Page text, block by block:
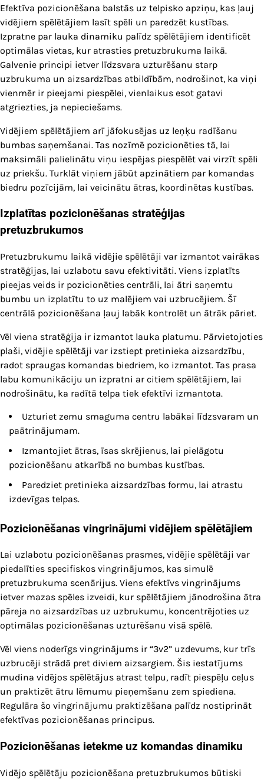
Efektīva pozicionēšana balstās uz telpisko apziņu, kas ļauj
vidējiem spēlētājiem lasīt spēli un paredzēt kustības.
Izpratne par lauka dinamiku palīdz spēlētājiem identificēt
optimālas vietas, kur atrasties pretuzbrukuma laikā.
Galvenie principi ietver līdzsvara uzturēšanu starp
uzbrukuma un aizsardzības atbildībām, nodrošinot, ka viņi
vienmēr ir pieejami piespēlei, vienlaikus esot gatavi
atgriezties, ja nepieciešams.
Vidējiem spēlētājiem arī jāfokusējas uz leņķu radīšanu
bumbas saņemšanai. Tas nozīmē pozicionēties tā, lai
maksimāli palielinātu viņu iespējas piespēlēt vai virzīt spēli
uz priekšu. Turklāt viņiem jābūt apzinātiem par komandas
biedru pozīcijām, lai veicinātu ātras, koordinētas kustības.
Izplatītas pozicionēšanas stratēģijas
pretuzbrukumos
Pretuzbrukumu laikā vidējie spēlētāji var izmantot vairākas
stratēģijas, lai uzlabotu savu efektivitāti. Viens izplatīts
pieejas veids ir pozicionēties centrāli, lai ātri saņemtu
bumbu un izplatītu to uz malējiem vai uzbrucējiem. Šī
centrālā pozicionēšana ļauj labāk kontrolēt un ātrāk pāriet.
Vēl viena stratēģija ir izmantot lauka platumu. Pārvietojoties
plaši, vidējie spēlētāji var izstiept pretinieka aizsardzību,
radot spraugas komandas biedriem, ko izmantot. Tas prasa
labu komunikāciju un izpratni ar citiem spēlētājiem, lai
nodrošinātu, ka radītā telpa tiek efektīvi izmantota.
Uzturiet zemu smaguma centru labākai līdzsvaram un
paātrinājumam.
Izmantojiet ātras, īsas skrējienus, lai pielāgotu
pozicionēšanu atkarībā no bumbas kustības.
Paredziet pretinieka aizsardzības formu, lai atrastu
izdevīgas telpas.
Pozicionēšanas vingrinājumi vidējiem spēlētājiem
Lai uzlabotu pozicionēšanas prasmes, vidējie spēlētāji var
piedalīties specifiskos vingrinājumos, kas simulē
pretuzbrukuma scenārijus. Viens efektīvs vingrinājums
ietver mazas spēles izveidi, kur spēlētājiem jānodrošina ātra
pāreja no aizsardzības uz uzbrukumu, koncentrējoties uz
optimālas pozicionēšanas uzturēšanu visā spēlē.
Vēl viens noderīgs vingrinājums ir “3v2” uzdevums, kur trīs
uzbrucēji strādā pret diviem aizsargiem. Šis iestatījums
mudina vidējos spēlētājus atrast telpu, radīt piespēļu ceļus
un praktizēt ātru lēmumu pieņemšanu zem spiediena.
Regulāra šo vingrinājumu praktizēšana palīdz nostiprināt
efektīvas pozicionēšanas principus.
Pozicionēšanas ietekme uz komandas dinamiku
Vidējo spēlētāju pozicionēšana pretuzbrukumos būtiski